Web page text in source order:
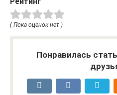
( Пока оценок нет )
Понравилась